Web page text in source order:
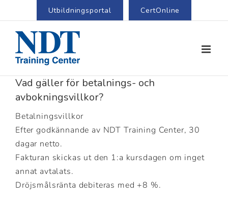
Utbildningsportal CertOnline
Vad gäller för betalnings- och
avbokningsvillkor?
Betalningsvillkor
Efter godkännande av NDT Training Center, 30
dagar netto.
Fakturan skickas ut den 1:a kursdagen om inget
annat avtalats.
Dröjsmålsränta debiteras med +8 %.